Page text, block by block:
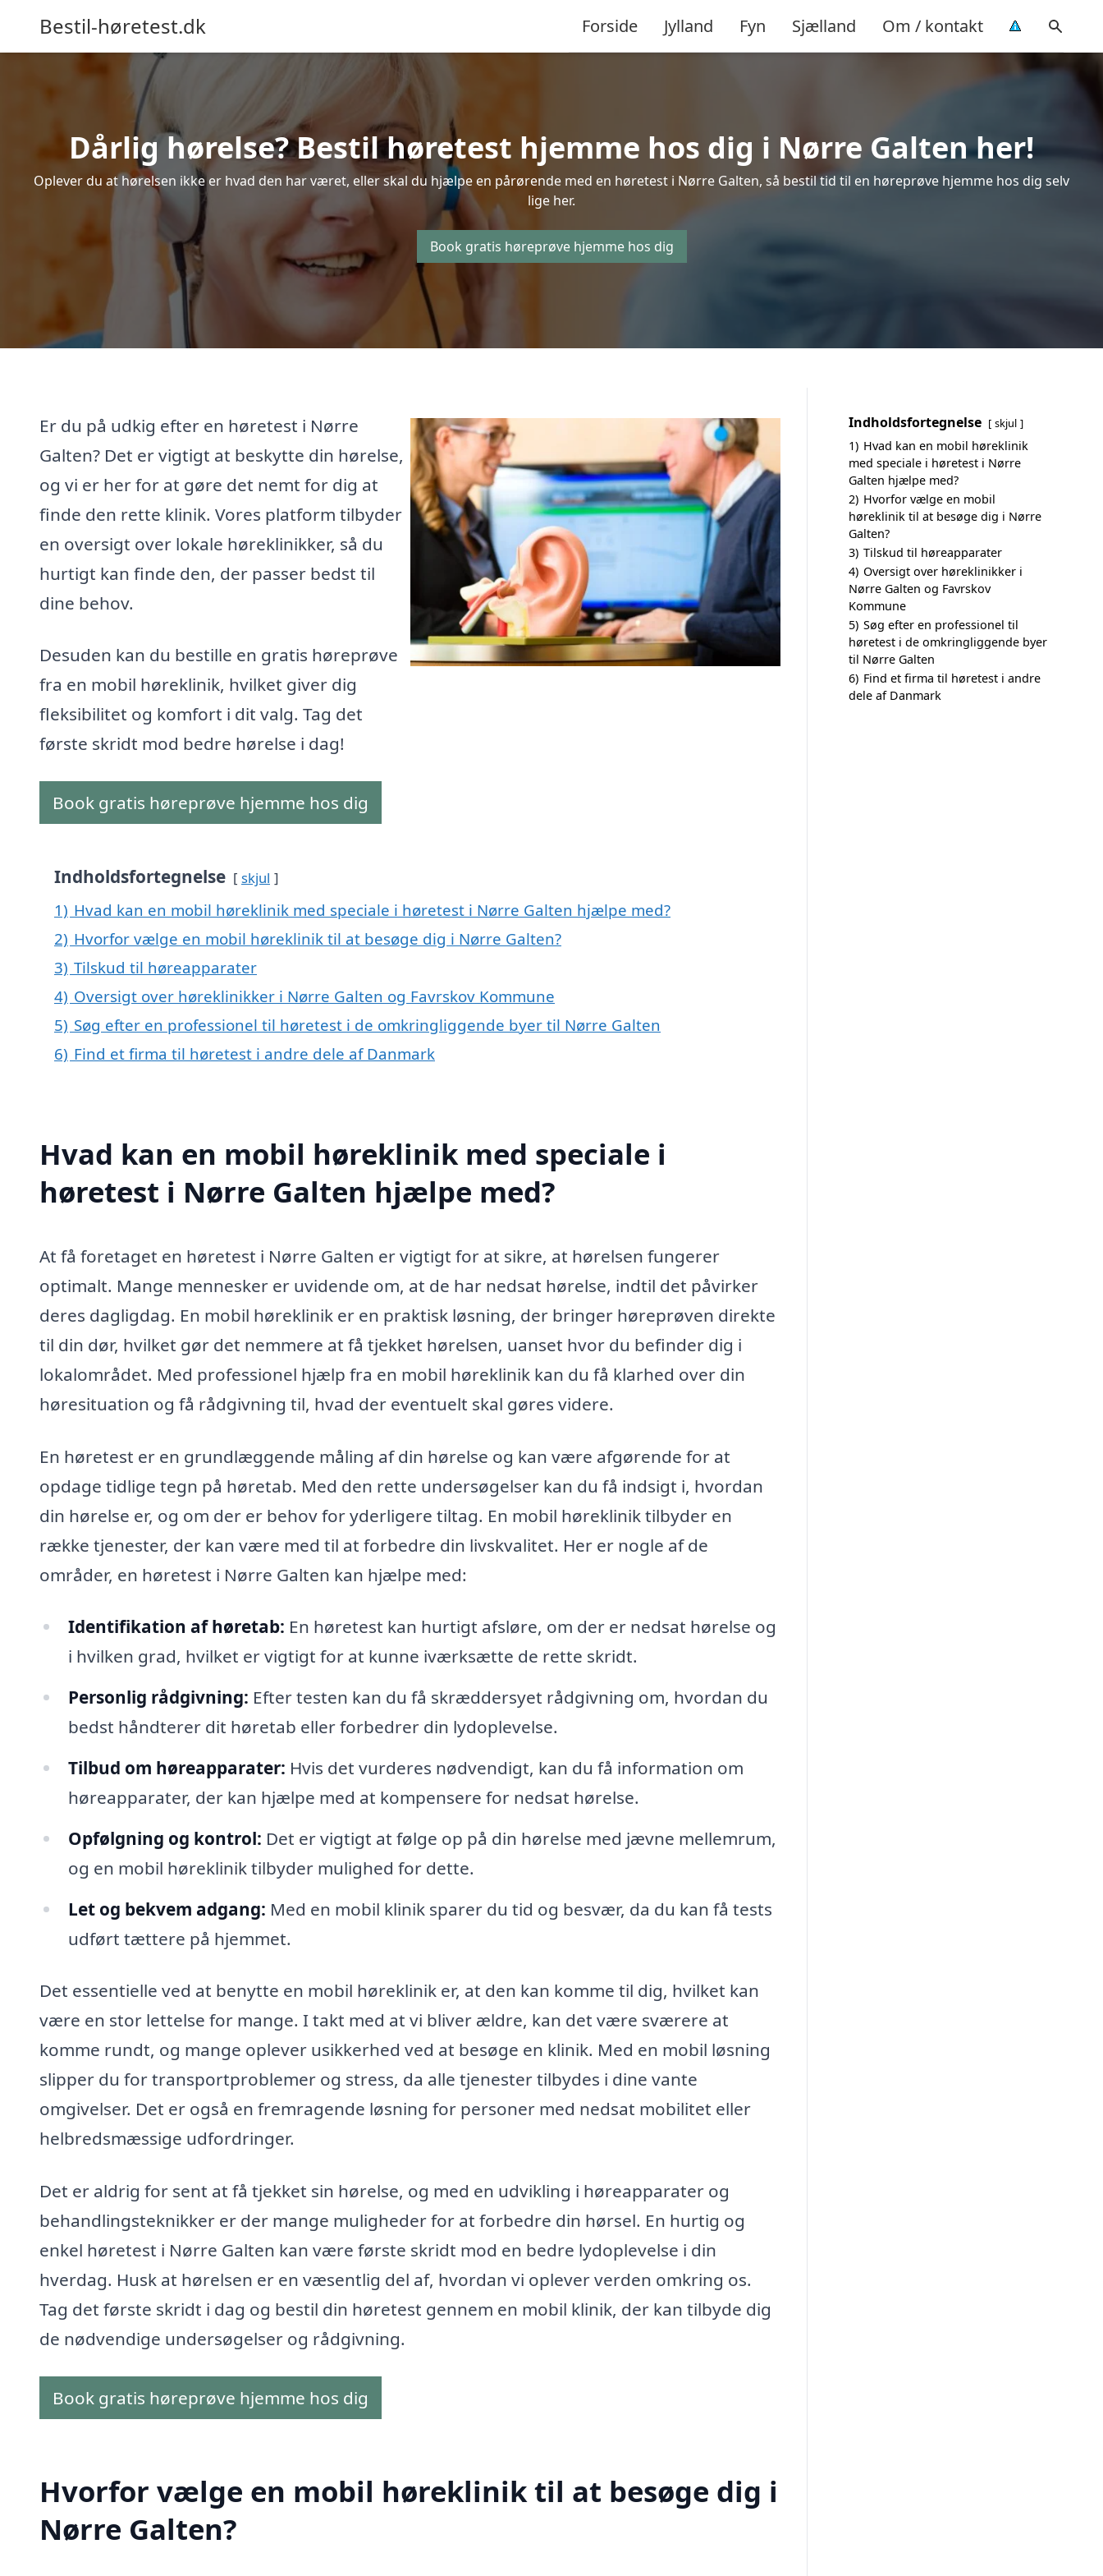
Bestil-høretest.dk Forside Jylland Fyn Sjælland Om / kontakt
Dårlig hørelse? Bestil høretest hjemme hos dig i Nørre Galten her!
Oplever du at hørelsen ikke er hvad den har været, eller skal du hjælpe en pårørende med en høretest i Nørre Galten, så bestil tid til en høreprøve hjemme hos dig selv
lige her.
Book gratis høreprøve hjemme hos dig
Er du på udkig efter en høretest i Nørre
Galten? Det er vigtigt at beskytte din hørelse,
og vi er her for at gøre det nemt for dig at
finde den rette klinik. Vores platform tilbyder
en oversigt over lokale høreklinikker, så du
hurtigt kan finde den, der passer bedst til
dine behov.
Desuden kan du bestille en gratis høreprøve
fra en mobil høreklinik, hvilket giver dig
fleksibilitet og komfort i dit valg. Tag det
første skridt mod bedre hørelse i dag!
Book gratis høreprøve hjemme hos dig
Indholdsfortegnelse skjul
1) Hvad kan en mobil høreklinik med speciale i høretest i Nørre Galten hjælpe med?
2) Hvorfor vælge en mobil høreklinik til at besøge dig i Nørre Galten?
3) Tilskud til høreapparater
4) Oversigt over høreklinikker i Nørre Galten og Favrskov Kommune
5) Søg efter en professionel til høretest i de omkringliggende byer til Nørre Galten
6) Find et firma til høretest i andre dele af Danmark
Hvad kan en mobil høreklinik med speciale i
høretest i Nørre Galten hjælpe med?
At få foretaget en høretest i Nørre Galten er vigtigt for at sikre, at hørelsen fungerer
optimalt. Mange mennesker er uvidende om, at de har nedsat hørelse, indtil det påvirker
deres dagligdag. En mobil høreklinik er en praktisk løsning, der bringer høreprøven direkte
til din dør, hvilket gør det nemmere at få tjekket hørelsen, uanset hvor du befinder dig i
lokalområdet. Med professionel hjælp fra en mobil høreklinik kan du få klarhed over din
høresituation og få rådgivning til, hvad der eventuelt skal gøres videre.
En høretest er en grundlæggende måling af din hørelse og kan være afgørende for at
opdage tidlige tegn på høretab. Med den rette undersøgelser kan du få indsigt i, hvordan
din hørelse er, og om der er behov for yderligere tiltag. En mobil høreklinik tilbyder en
række tjenester, der kan være med til at forbedre din livskvalitet. Her er nogle af de
områder, en høretest i Nørre Galten kan hjælpe med:
Identifikation af høretab: En høretest kan hurtigt afsløre, om der er nedsat hørelse og
i hvilken grad, hvilket er vigtigt for at kunne iværksætte de rette skridt.
Personlig rådgivning: Efter testen kan du få skræddersyet rådgivning om, hvordan du
bedst håndterer dit høretab eller forbedrer din lydoplevelse.
Tilbud om høreapparater: Hvis det vurderes nødvendigt, kan du få information om
høreapparater, der kan hjælpe med at kompensere for nedsat hørelse.
Opfølgning og kontrol: Det er vigtigt at følge op på din hørelse med jævne mellemrum,
og en mobil høreklinik tilbyder mulighed for dette.
Let og bekvem adgang: Med en mobil klinik sparer du tid og besvær, da du kan få tests
udført tættere på hjemmet.
Det essentielle ved at benytte en mobil høreklinik er, at den kan komme til dig, hvilket kan
være en stor lettelse for mange. I takt med at vi bliver ældre, kan det være sværere at
komme rundt, og mange oplever usikkerhed ved at besøge en klinik. Med en mobil løsning
slipper du for transportproblemer og stress, da alle tjenester tilbydes i dine vante
omgivelser. Det er også en fremragende løsning for personer med nedsat mobilitet eller
helbredsmæssige udfordringer.
Det er aldrig for sent at få tjekket sin hørelse, og med en udvikling i høreapparater og
behandlingsteknikker er der mange muligheder for at forbedre din hørsel. En hurtig og
enkel høretest i Nørre Galten kan være første skridt mod en bedre lydoplevelse i din
hverdag. Husk at hørelsen er en væsentlig del af, hvordan vi oplever verden omkring os.
Tag det første skridt i dag og bestil din høretest gennem en mobil klinik, der kan tilbyde dig
de nødvendige undersøgelser og rådgivning.
Book gratis høreprøve hjemme hos dig
Hvorfor vælge en mobil høreklinik til at besøge dig i
Nørre Galten?
Indholdsfortegnelse skjul
1) Hvad kan en mobil høreklinik
med speciale i høretest i Nørre
Galten hjælpe med?
2) Hvorfor vælge en mobil
høreklinik til at besøge dig i Nørre
Galten?
3) Tilskud til høreapparater
4) Oversigt over høreklinikker i
Nørre Galten og Favrskov
Kommune
5) Søg efter en professionel til
høretest i de omkringliggende byer
til Nørre Galten
6) Find et firma til høretest i andre
dele af Danmark